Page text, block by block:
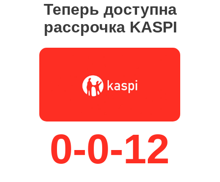
0-0-12
Теперь доступна
рассрочка KASPI